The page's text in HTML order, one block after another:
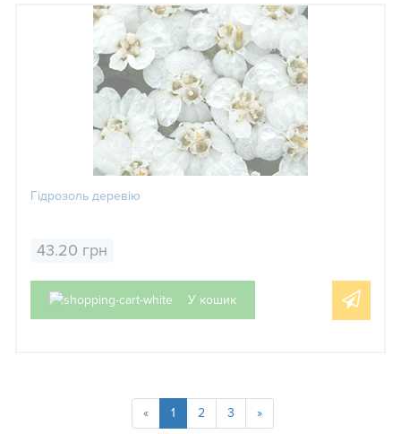
Гідрозоль деревію
43.20 грн
У кошик
« 1 2 3 »